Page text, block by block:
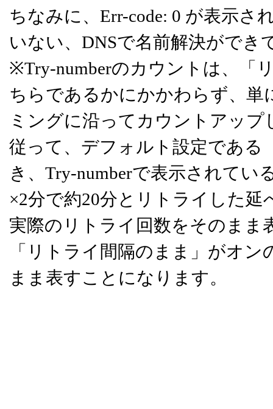
ちなみに、Err-code: 0 が表示
いない、DNSで名前解決がで
※Try-numberのカウントは、「
ちらであるかにかかわらず、
ミングに沿ってカウントアップ
従って、デフォルト設定である
き、Try-numberで表示されてい
×2分で約20分とリトライした
実際のリトライ回数をそのま
「リトライ間隔のまま」がオ
まま表すことになります。